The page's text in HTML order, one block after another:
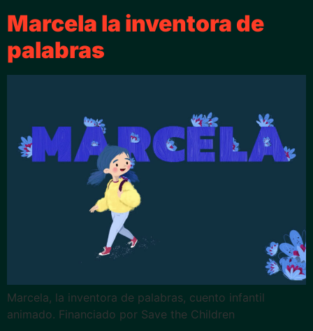
Marcela la inventora de
palabras
Marcela, la inventora de palabras, cuento infantil
animado. Financiado por Save the Children